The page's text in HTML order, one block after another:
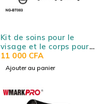
Kit de soins pour le
visage et le corps pour
hommes WMARK HOME
NG-BT003
11 000 CFA
Ajouter au panier